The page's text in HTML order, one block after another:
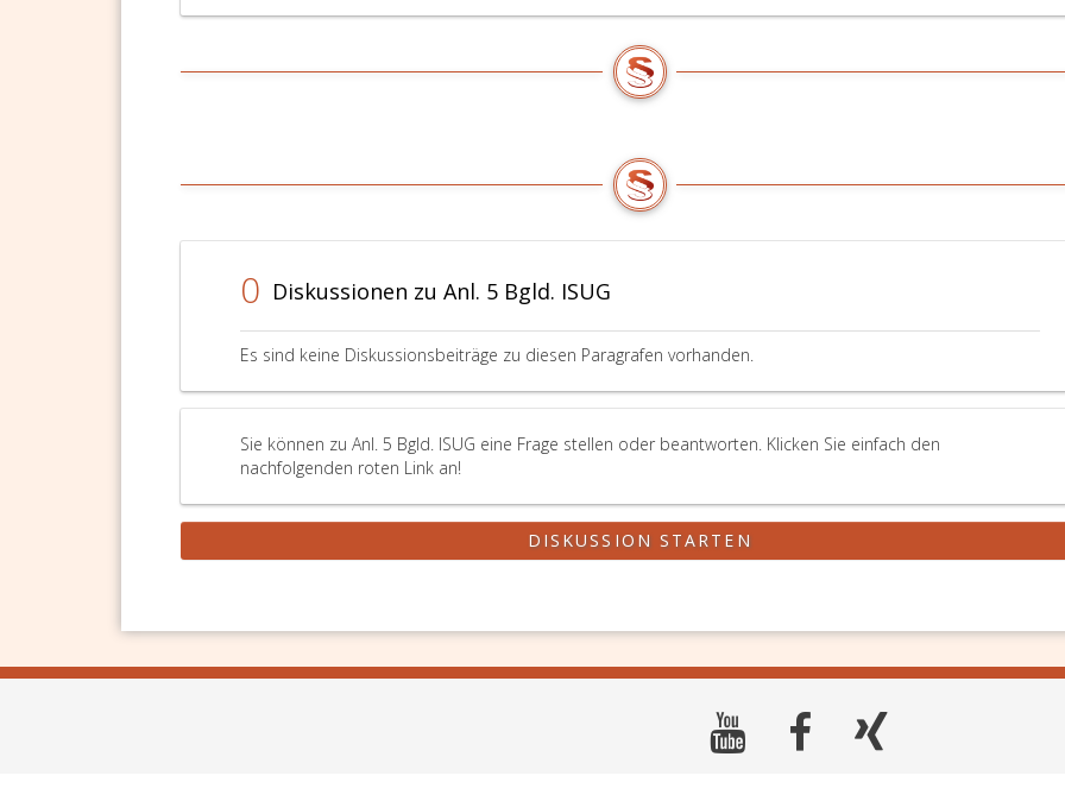
0 Diskussionen zu Anl. 5 Bgld. ISUG
Es sind keine Diskussionsbeiträge zu diesen Paragrafen vorhanden.
Sie können zu Anl. 5 Bgld. ISUG eine Frage stellen oder beantworten. Klicken Sie einfach den
nachfolgenden roten Link an!
DISKUSSION STARTEN